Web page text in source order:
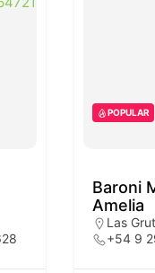
POPULAR
Baroni
Amelia
Las
+54 9